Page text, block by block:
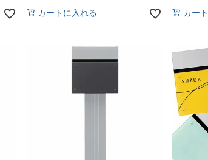
カートに入れる カー